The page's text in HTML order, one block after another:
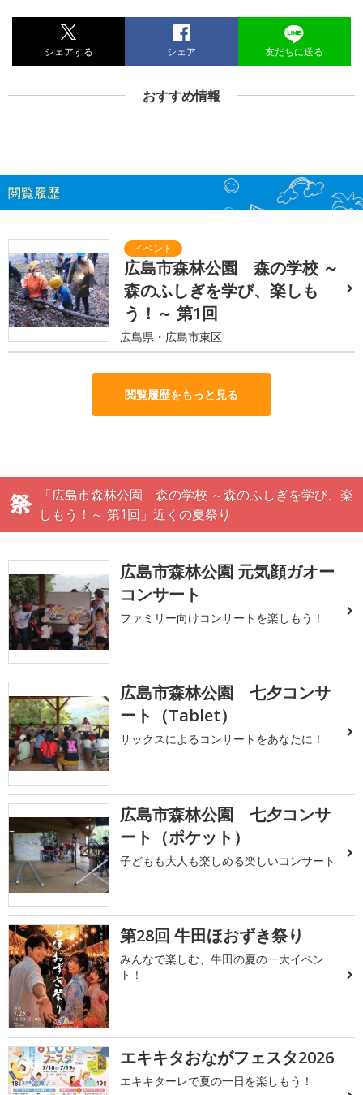
シェアする シェア 友だちに送る
おすすめ情報
閲覧履歴
広島市森林公園 森の学校 ～
森のふしぎを学び、楽しも
う！～ 第1回
広島県・広島市東区
閲覧履歴をもっと見る
「広島市森林公園 森の学校 ～森のふしぎを学び、楽
しもう！～ 第1回」近くの夏祭り
広島市森林公園 元気顔ガオー
コンサート
ファミリー向けコンサートを楽しもう！
広島市森林公園 七夕コンサ
ート（Tablet）
サックスによるコンサートをあなたに！
広島市森林公園 七夕コンサ
ート（ポケット）
子どもも大人も楽しめる楽しいコンサート
第28回 牛田ほおずき祭り
みんなで楽しむ、牛田の夏の一大イベン
ト！
エキキタおながフェスタ2026
エキキターレで夏の一日を楽しもう！